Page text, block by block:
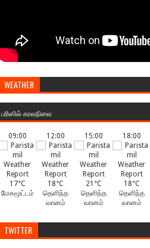
WEATHER
பரிஸில் காலநிலை
09:00
17°C
மேகமூட்டம்
12:00
18°C
தெளிந்த
வானம்
15:00
21°C
தெளிந்த
வானம்
18:00
18°C
தெளிந்த
வானம்
TWITTER